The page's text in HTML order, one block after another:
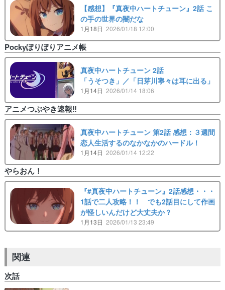
【感想】『真夜中ハートチューン』2話 こ
の手の世界の闇だな
1月18日 2026/01/18 12:00
Pockyぽりぽりアニメ帳
真夜中ハートチューン 2話
「うそつき」／「日芽川寧々は耳に出る」
1月14日 2026/01/14 18:06
アニメつぶやき速報‼︎
真夜中ハートチューン 第2話 感想：３週間
恋人生活するのなかなかのハードル！
1月14日 2026/01/14 12:22
やらおん！
『#真夜中ハートチューン』2話感想・・・
1話で二人攻略！！ でも2話目にして作画
が怪しいんだけど大丈夫か？
1月13日 2026/01/13 23:49
関連
次話